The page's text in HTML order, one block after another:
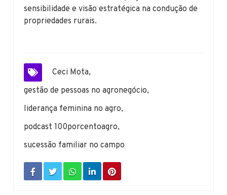
sensibilidade e visão estratégica na condução de
propriedades rurais.
Ceci Mota,
gestão de pessoas no agronegócio,
liderança feminina no agro,
podcast 100porcentoagro,
sucessão familiar no campo